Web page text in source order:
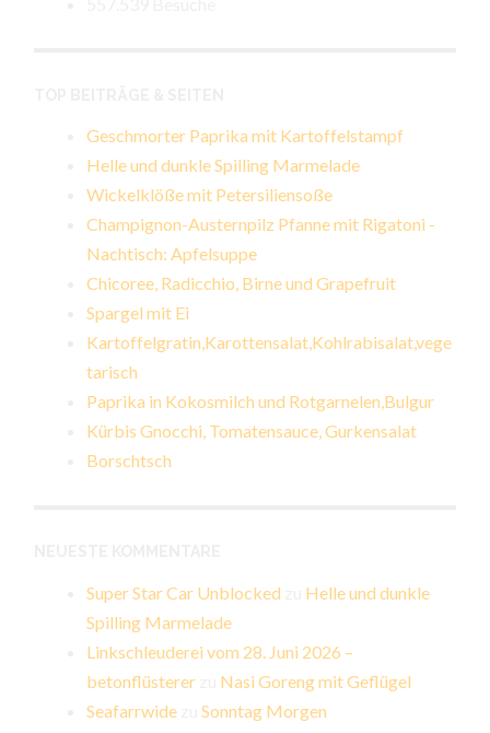
Geschmorter Paprika mit Kartoffelstampf
Helle und dunkle Spilling Marmelade
Wickelklöße mit Petersiliensoße
Champignon-Austernpilz Pfanne mit Rigatoni -
Nachtisch: Apfelsuppe
Chicoree, Radicchio, Birne und Grapefruit
Spargel mit Ei
Kartoffelgratin,Karottensalat,Kohlrabisalat,vege
tarisch
Paprika in Kokosmilch und Rotgarnelen,Bulgur
Kürbis Gnocchi, Tomatensauce, Gurkensalat
Borschtsch
Super Star Car Unblocked
Helle und dunkle
Spilling Marmelade
Linkschleuderei vom 28. Juni 2026 –
betonflüsterer
Nasi Goreng mit Geflügel
Seafarrwide zuSonntag Morgen